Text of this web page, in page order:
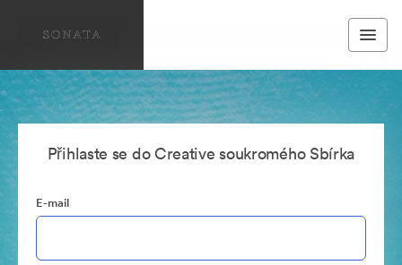
Přihlaste se do Creative soukromého Sbírka
E-mail